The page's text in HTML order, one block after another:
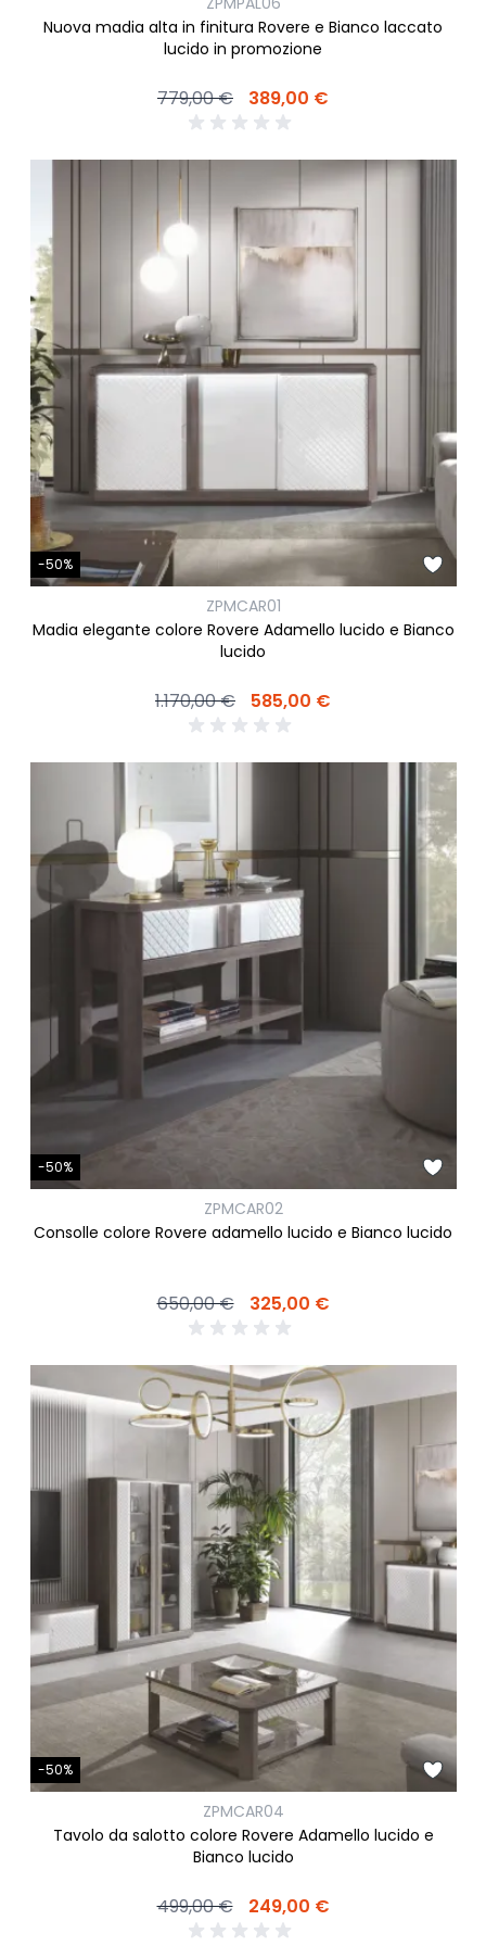
Nuova madia alta in finitura Rovere e Bianco laccato
lucido in promozione
779,00 € 389,00 €
-50%
ZPMCAR01
Madia elegante colore Rovere Adamello lucido e Bianco
lucido
1.170,00 € 585,00 €
-50%
ZPMCAR02
Consolle colore Rovere adamello lucido e Bianco lucido
650,00 € 325,00 €
-50%
ZPMCAR04
Tavolo da salotto colore Rovere Adamello lucido e
Bianco lucido
499,00 € 249,00 €